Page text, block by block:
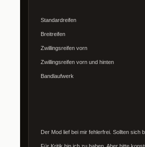
Standardreifen
Breitreifen
Zwillingsreifen vorn
Zwillingsreifen vorn und hinten
Bandlaufwerk
Der Mod lief bei mir fehlerfrei. Sollten sich
Für Kritik bin ich zu haben. Aber bitte